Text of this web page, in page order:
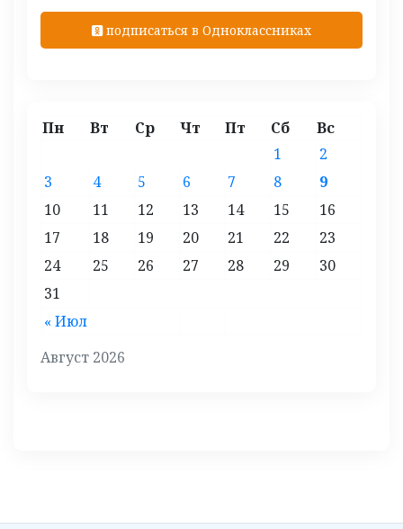
подписаться в Одноклассниках
Август 2026
Пн Вт Ср Чт Пт Сб Вс
« Июл
1
2
3
4 5 6 7 8
9
10
11 12 13 14 15
16
17
18 19 20 21 22
23
24
25 26 27 28 29
30
31